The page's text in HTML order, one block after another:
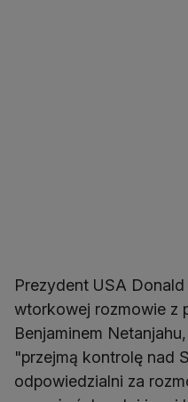
Prezydent USA Donald
wtorkowej rozmowie z
Benjaminem
"przejmą kontrolę nad
odpowiedzialni za